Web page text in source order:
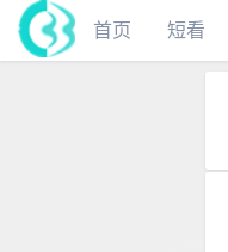
首页 短看